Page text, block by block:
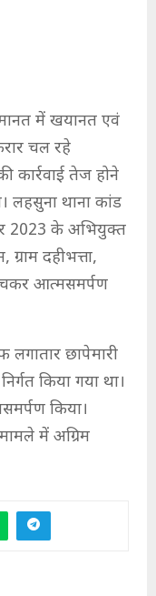
में खयानत एवं
चल रहे
कार्रवाई तेज होने
लहसुना थाना कांड
2023 के अभियुक्त
दहीभत्ता,
आत्मसमर्पण
छापेमारी
किया गया था।
किया।
में अग्रिम